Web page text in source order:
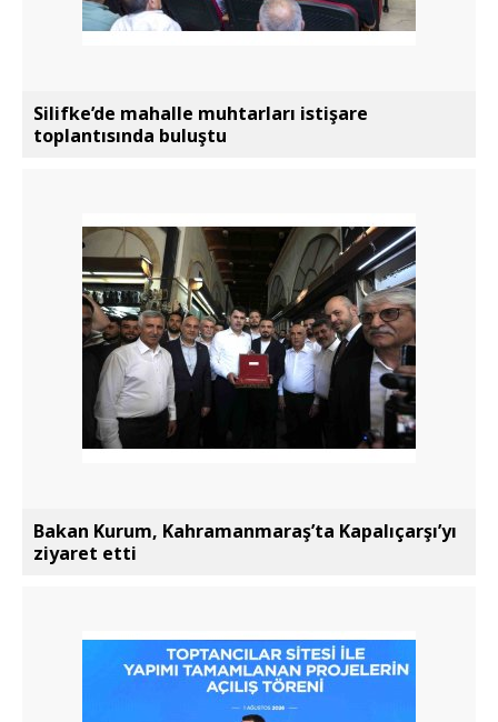
Silifke’de mahalle muhtarları istişare
toplantısında buluştu
Bakan Kurum, Kahramanmaraş’ta Kapalıçarşı’yı
ziyaret etti